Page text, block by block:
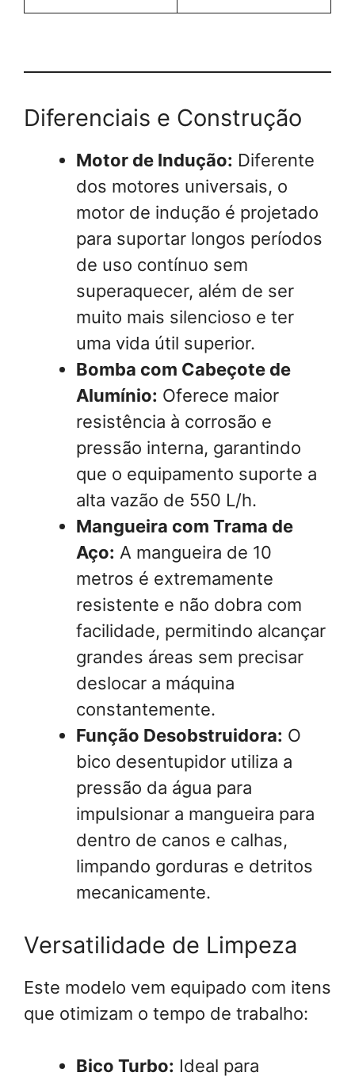
Diferenciais e Construção
Motor de Indução: Diferente
dos motores universais, o
motor de indução é projetado
para suportar longos períodos
de uso contínuo sem
superaquecer, além de ser
muito mais silencioso e ter
uma vida útil superior.
Bomba com Cabeçote de
Alumínio: Oferece maior
resistência à corrosão e
pressão interna, garantindo
que o equipamento suporte a
alta vazão de 550 L/h.
Mangueira com Trama de
Aço: A mangueira de 10
metros é extremamente
resistente e não dobra com
facilidade, permitindo alcançar
grandes áreas sem precisar
deslocar a máquina
constantemente.
Função Desobstruidora: O
bico desentupidor utiliza a
pressão da água para
impulsionar a mangueira para
dentro de canos e calhas,
limpando gorduras e detritos
mecanicamente.
Versatilidade de Limpeza
Este modelo vem equipado com itens
que otimizam o tempo de trabalho:
Bico Turbo: Ideal para